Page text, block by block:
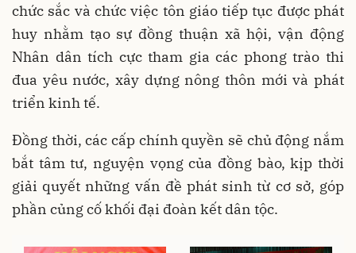
chức sắc và chức việc tôn giáo tiếp tục được phát
huy nhằm tạo sự đồng thuận xã hội, vận động
Nhân dân tích cực tham gia các phong trào thi
đua yêu nước, xây dựng nông thôn mới và phát
triển kinh tế.
Đồng thời, các cấp chính quyền sẽ chủ động nắm
bắt tâm tư, nguyện vọng của đồng bào, kịp thời
giải quyết những vấn đề phát sinh từ cơ sở, góp
phần củng cố khối đại đoàn kết dân tộc.